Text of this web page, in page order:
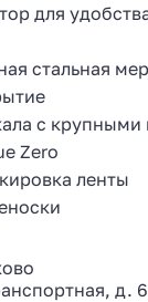
для
стальная
с
Zero
ленты
д.